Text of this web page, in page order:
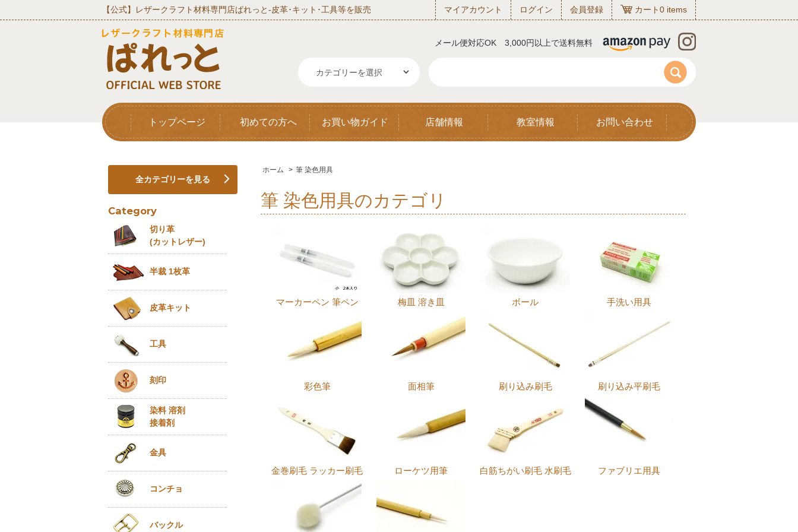
【公式】レザークラフト材料専門店ぱれっと‐皮革･キット･工具等を販売 マイアカウント ログイン 会員登録 カート0 items
メール便対応OK 3,000円以上で送料無料
トップページ 初めての方へ お買い物ガイド 店舗情報 教室情報 お問い合わせ
ホーム > 筆 染色用具
筆 染色用具のカテゴリ
マーカーペン 筆ペン 梅皿 溶き皿 ボール 手洗い用具
彩色筆 面相筆 刷り込み刷毛 刷り込み平刷毛
金巻刷毛 ラッカー刷毛 ローケツ用筆 白筋ちがい刷毛 水刷毛 ファブリエ用具
全カテゴリーを見る
Category
切り革
(カットレザー)
半裁 1枚革
皮革キット
工具
刻印
染料 溶剤
接着剤
金具
コンチョ
バックル